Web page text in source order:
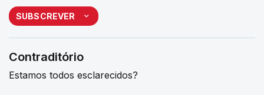
SUBSCREVER
Contraditório
Estamos todos esclarecidos?